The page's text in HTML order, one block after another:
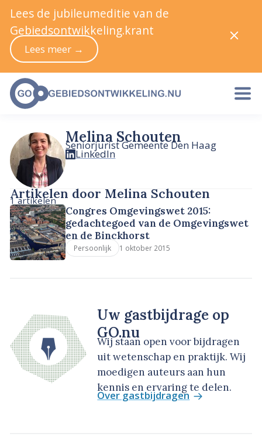
Melina Schouten
Seniorjurist Gemeente Den Haag
LinkedIn
Artikelen door Melina Schouten
1 artikelen
Congres Omgevingswet 2015:
gedachtegoed van de Omgevingswet
en de Binckhorst
Persoonlijk 1 oktober 2015
Uw gastbijdrage op
GO.nu
Wij staan open voor bijdragen
uit wetenschap en praktijk. Wij
moedigen auteurs aan hun
kennis en ervaring te delen.
Over gastbijdragen
Lees de jubileumeditie van de
Gebiedsontwikkeling.krant
Lees meer →